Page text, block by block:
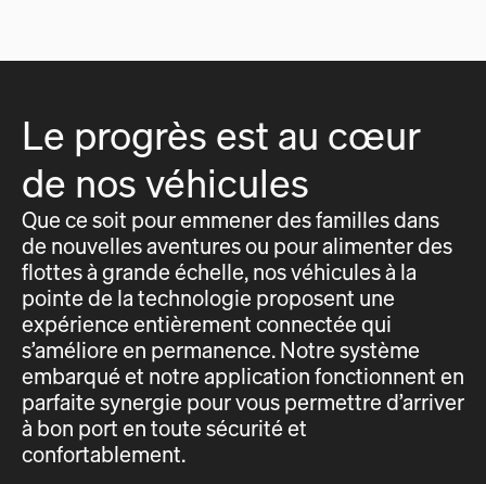
Le progrès est au cœur
de nos véhicules
Que ce soit pour emmener des familles dans
de nouvelles aventures ou pour alimenter des
flottes à grande échelle, nos véhicules à la
pointe de la technologie proposent une
expérience entièrement connectée qui
s’améliore en permanence. Notre système
embarqué et notre application fonctionnent en
parfaite synergie pour vous permettre d’arriver
à bon port en toute sécurité et
confortablement.